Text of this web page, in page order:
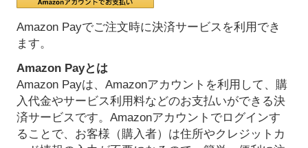
Amazon Payでご注文時に決済サービスを利用でき
ます。
Amazon Payとは
Amazon Payは、Amazonアカウントを利用して、購
入代金やサービス利用料などのお支払いができる決
済サービスです。Amazonアカウントでログインす
ることで、お客様（購入者）は住所やクレジットカ